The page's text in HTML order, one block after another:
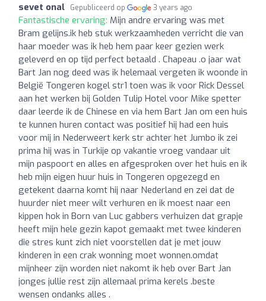
sevet onal Gepubliceerd op 3 years ago
Fantastische ervaring: Mijn andre ervaring was met
Bram gelijns.ik heb stuk werkzaamheden verricht die van
haar moeder was ik heb hem paar keer gezien werk
geleverd en op tijd perfect betaald . Chapeau .o jaar wat
Bart Jan nog deed was ik helemaal vergeten ik woonde in
België Tongeren kogel str1 toen was ik voor Rick Dessel
aan het werken bij Golden Tulip Hotel voor Mike spetter
daar leerde ik de Chinese en via hem Bart Jan om een huis
te kunnen huren contact was positief hij had een huis
voor mij in Nederweert kerk str achter het Jumbo ik zei
prima hij was in Turkije op vakantie vroeg vandaar uit
mijn paspoort en alles en afgesproken over het huis en ik
heb mijn eigen huur huis in Tongeren opgezegd en
getekent daarna komt hij naar Nederland en zei dat de
huurder niet meer wilt verhuren en ik moest naar een
kippen hok in Born van Luc gabbers verhuizen dat grapje
heeft mijn hele gezin kapot gemaakt met twee kinderen
die stres kunt zich niet voorstellen dat je met jouw
kinderen in een crak wonning moet wonnen.omdat
mijnheer zijn worden niet nakomt ik heb over Bart Jan
jonges jullie rest zijn allemaal prima kerels .beste
wensen ondanks alles .